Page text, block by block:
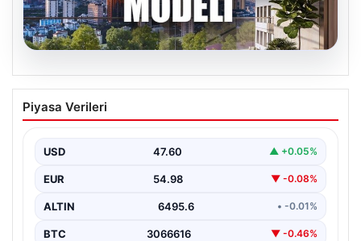
DAP Yapı’dan bir ilk! Emlak Konut
güvencesi Dap vizyonuyla kendi
Piyasa Verileri
USD 47.60 ▲ +0.05%
EUR 54.98 ▼ -0.08%
ALTIN 6495.6 • -0.01%
BTC 3066616 ▼ -0.46%